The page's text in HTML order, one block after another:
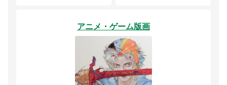
アニメ・ゲーム版画